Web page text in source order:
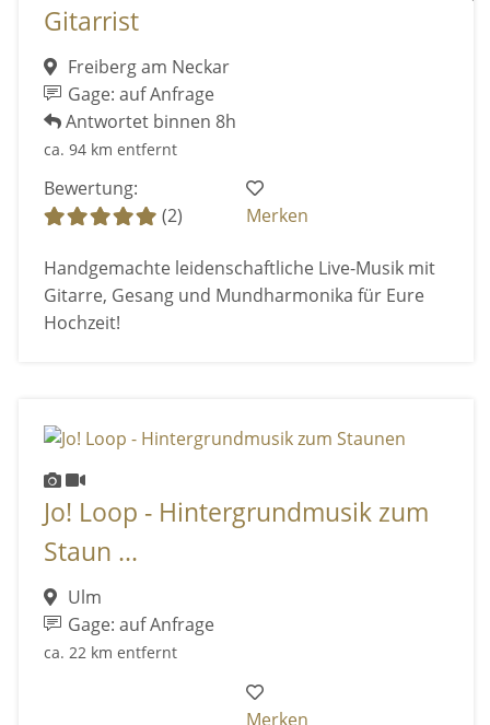
Gitarrist
Freiberg am Neckar
Gage: auf Anfrage
Antwortet binnen 8h
ca. 94 km entfernt
Bewertung:
(2)
Merken
Handgemachte leidenschaftliche Live-Musik mit
Gitarre, Gesang und Mundharmonika für Eure
Hochzeit!
Jo! Loop - Hintergrundmusik zum
Staun ...
Ulm
Gage: auf Anfrage
ca. 22 km entfernt
Merken